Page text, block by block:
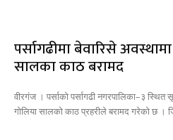
पर्सागढीमा बेवारिसे
सालका काठ बरामद
वीरगंज । पर्साको पर्सागढी नगरपालिका–३
गोलिया सालको काठ प्रहरीले बरामद गरेको छ ।